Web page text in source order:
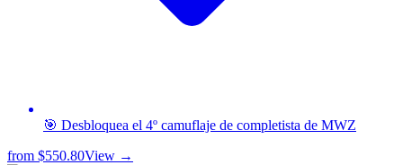
🎯 Desbloquea el 4º camuflaje de completista de MWZ
from $550.80View →